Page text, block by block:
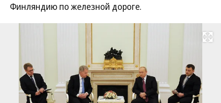
Финляндию по железной дороге.
Развернуть